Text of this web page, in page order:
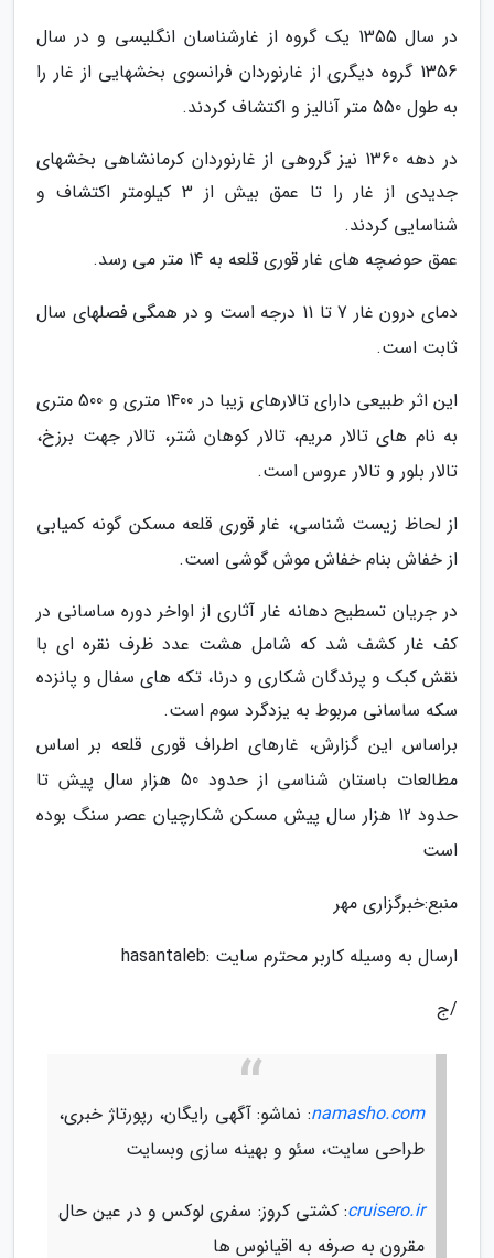
در سال 1355 یک گروه از غارشناسان انگلیسی و در سال
1356 گروه دیگری از غارنوردان فرانسوی بخشهایی از غار را
به طول 550 متر آنالیز و اکتشاف کردند.
در دهه 1360 نیز گروهی از غارنوردان کرمانشاهی بخشهای
جدیدی از غار را تا عمق بیش از 3 کیلومتر اکتشاف و
شناسایی کردند.
عمق حوضچه های غار قوری قلعه به 14 متر می رسد.
دمای درون غار 7 تا 11 درجه است و در همگی فصلهای سال
ثابت است.
این اثر طبیعی دارای تالارهای زیبا در 1400 متری و 500 متری
به نام های تالار مریم، تالار کوهان شتر، تالار جهت برزخ،
تالار بلور و تالار عروس است.
از لحاظ زیست شناسی، غار قوری قلعه مسکن گونه کمیابی
از خفاش بنام خفاش موش گوشی است.
در جریان تسطیح دهانه غار آثاری از اواخر دوره ساسانی در
کف غار کشف شد که شامل هشت عدد ظرف نقره ای با
نقش کبک و پرندگان شکاری و درنا، تکه های سفال و پانزده
سکه ساسانی مربوط به یزدگرد سوم است.
براساس این گزارش، غارهای اطراف قوری قلعه بر اساس
مطالعات باستان شناسی از حدود 50 هزار سال پیش تا
حدود 12 هزار سال پیش مسکن شکارچیان عصر سنگ بوده
است
منبع:خبرگزاری مهر
ارسال به وسیله کاربر محترم سایت :hasantaleb
/ج
namasho.com: نماشو: آگهی رایگان، رپورتاژ خبری،
طراحی سایت، سئو و بهینه سازی وبسایت
cruisero.ir: کشتی کروز: سفری لوکس و در عین حال
مقرون به صرفه به اقیانوس ها